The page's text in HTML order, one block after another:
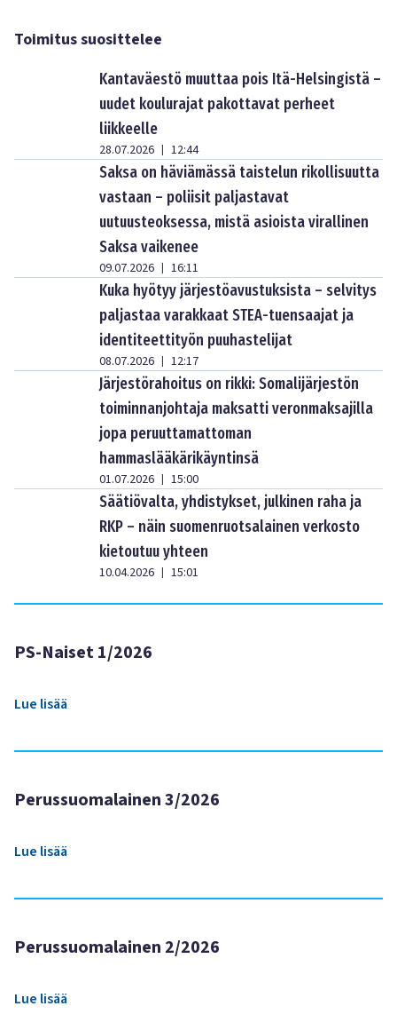
Toimitus suosittelee
Kantaväestö muuttaa pois Itä-Helsingistä –
uudet koulurajat pakottavat perheet
liikkeelle
28.07.2026 | 12:44
Saksa on häviämässä taistelun rikollisuutta
vastaan – poliisit paljastavat
uutuusteoksessa, mistä asioista virallinen
Saksa vaikenee
09.07.2026 | 16:11
Kuka hyötyy järjestöavustuksista – selvitys
paljastaa varakkaat STEA-tuensaajat ja
identiteettityön puuhastelijat
08.07.2026 | 12:17
Järjestörahoitus on rikki: Somalijärjestön
toiminnanjohtaja maksatti veronmaksajilla
jopa peruuttamattoman
hammaslääkärikäyntinsä
01.07.2026 | 15:00
Säätiövalta, yhdistykset, julkinen raha ja
RKP – näin suomenruotsalainen verkosto
kietoutuu yhteen
10.04.2026 | 15:01
PS-Naiset 1/2026
Lue lisää
Perussuomalainen 3/2026
Lue lisää
Perussuomalainen 2/2026
Lue lisää